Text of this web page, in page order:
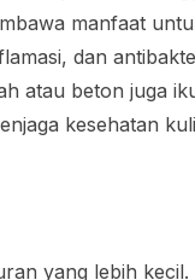
manfaat
dan
atau beton juga
kesehatan
yang lebih